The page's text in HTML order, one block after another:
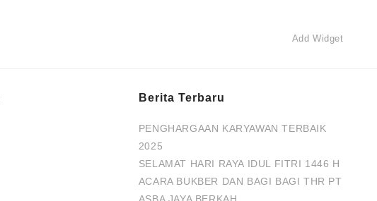
Add Widget
Berita Terbaru
PENGHARGAAN KARYAWAN TERBAIK
2025
SELAMAT HARI RAYA IDUL FITRI 1446 H
ACARA BUKBER DAN BAGI BAGI THR PT